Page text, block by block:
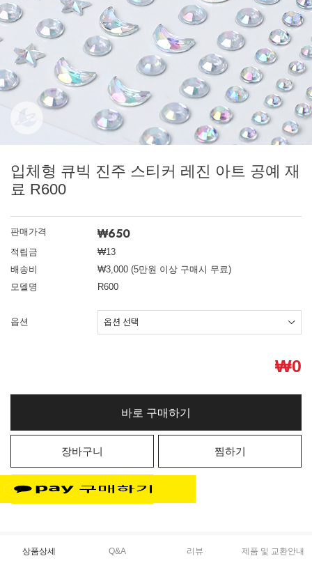
입체형 큐빅 진주 스티커 레진 아트 공예 재
료 R600
판매가격 ₩650
적립금
₩13
배송비
₩3,000 (5만원 이상 구매시 무료)
모델명
R600
옵션
₩0
바로 구매하기
장바구니 찜하기
상품상세 Q&A 리뷰 제품 및 교환안내